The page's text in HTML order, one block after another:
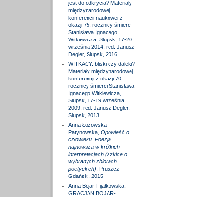
jest do odkrycia? Materiały
międzynarodowej
konferencji naukowej z
okazji 75. rocznicy śmierci
Stanisława Ignacego
Witkiewicza, Słupsk, 17-20
września 2014, red. Janusz
Degler, Słupsk, 2016
WITKACY: bliski czy daleki?
Materiały międzynarodowej
konferencji z okazji 70.
rocznicy śmierci Stanisława
Ignacego Witkiewicza,
Słupsk, 17-19 września
2009, red. Janusz Degler,
Słupsk, 2013
Anna Łozowska-
Patynowska, Opowieść o
człowieku. Poezja
najnowsza w krótkich
interpretacjach (szkice o
wybranych zbiorach
poetyckich) , Pruszcz
Gdański, 2015
Anna Bojar-Fijałkowska,
GRACJAN BOJAR-